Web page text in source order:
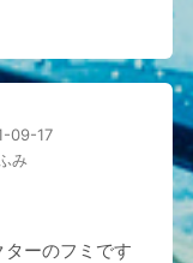
09-17
み
ーのフミです